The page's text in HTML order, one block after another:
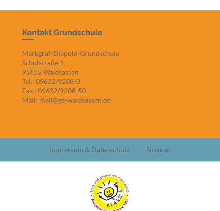
Kontakt Grundschule
Markgraf-Diepold-Grundschule
Schulstraße 1
95652 Waldsassen
Tel.: 09632/9208-0
Fax.: 09632/9208-50
Mail: mail@gs-waldsassen.de
Impressum & Datenschutz Sitemap